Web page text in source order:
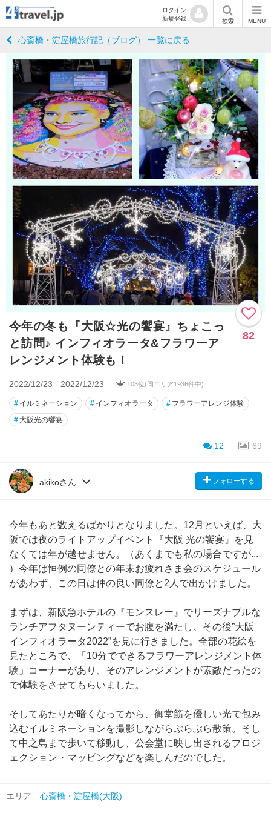
ログイン
新規登録
検索 MENU
心斎橋・淀屋橋旅行記（ブログ） 一覧に戻る
今年の冬も『大阪☆光の饗宴』ちょこっ
と訪問♪ インフィオラータ&フラワーア
レンジメント体験も！
82
2022/12/23 - 2022/12/23 103位(同エリア1936件中)
# イルミネーション # インフィオラータ # フラワーアレンジ体験
# 大阪光の饗宴
12 69
akikoさん フォローする
今年もあと数えるばかりとなりました。12月といえば、大
阪では夜のライトアップイベント『大阪 光の饗宴』を見
なくては年が越せません。（あくまでも私の場合ですが...
）今年は恒例の同僚との年末お疲れさま会のスケジュール
があわず、この日は仲の良い同僚と2人で出かけました。
まずは、新阪急ホテルの『モンスレー』でリーズナブルな
ランチアフタヌーンティーでお腹を満たし、その後”大阪
インフィオラータ2022”を見に行きました。全部の花絵を
見たところで、「10分でできるフラワーアレンジメント体
験」コーナーがあり、そのアレンジメントが素敵だったの
で体験をさせてもらいました。
そしてあたりが暗くなってから、御堂筋を優しい光で包み
込むイルミネーションを撮影しながらぶらぶら散策。そし
て中之島まで歩いて移動し、公会堂に映し出されるプロジ
ェクション・マッピングなどを楽しんだのでした。
エリア 心斎橋・淀屋橋(大阪)